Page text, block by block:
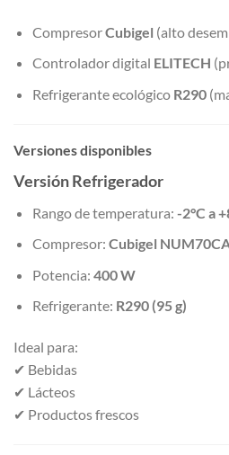
CompresorCubigel (alto
Controlador digital ELITECH
Refrigerante ecológico R290
Versiones disponibles
Versión Refrigerador
Rango de temperatura: -2°C a
Compresor: Cubigel
Potencia: 400 W
Refrigerante: R290 (95 g)
Ideal para:
✔ Bebidas
✔ Lácteos
✔ Productos frescos